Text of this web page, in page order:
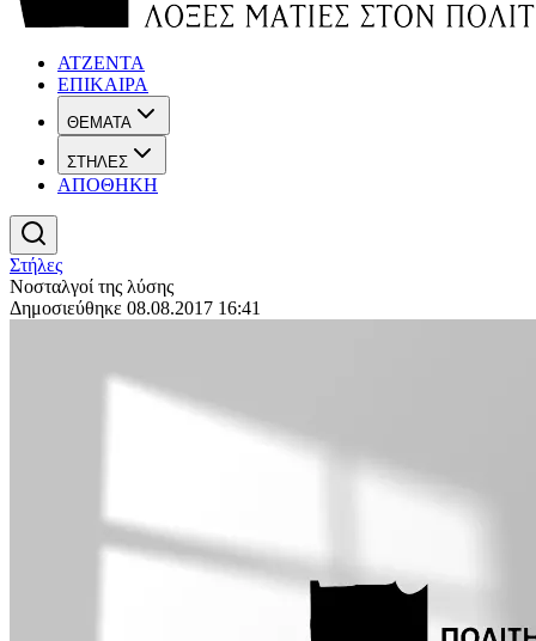
ΑΤΖΕΝΤΑ
ΕΠΙΚΑΙΡΑ
ΘΕΜΑΤΑ
ΣΤΗΛΕΣ
ΑΠΟΘΗΚΗ
Στήλες
Νοσταλγοί της λύσης
Δημοσιεύθηκε 08.08.2017 16:41